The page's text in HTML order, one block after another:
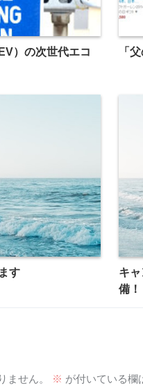
）の次世代エコ
「
す
キ
備！
ません。 ※ が付いている欄